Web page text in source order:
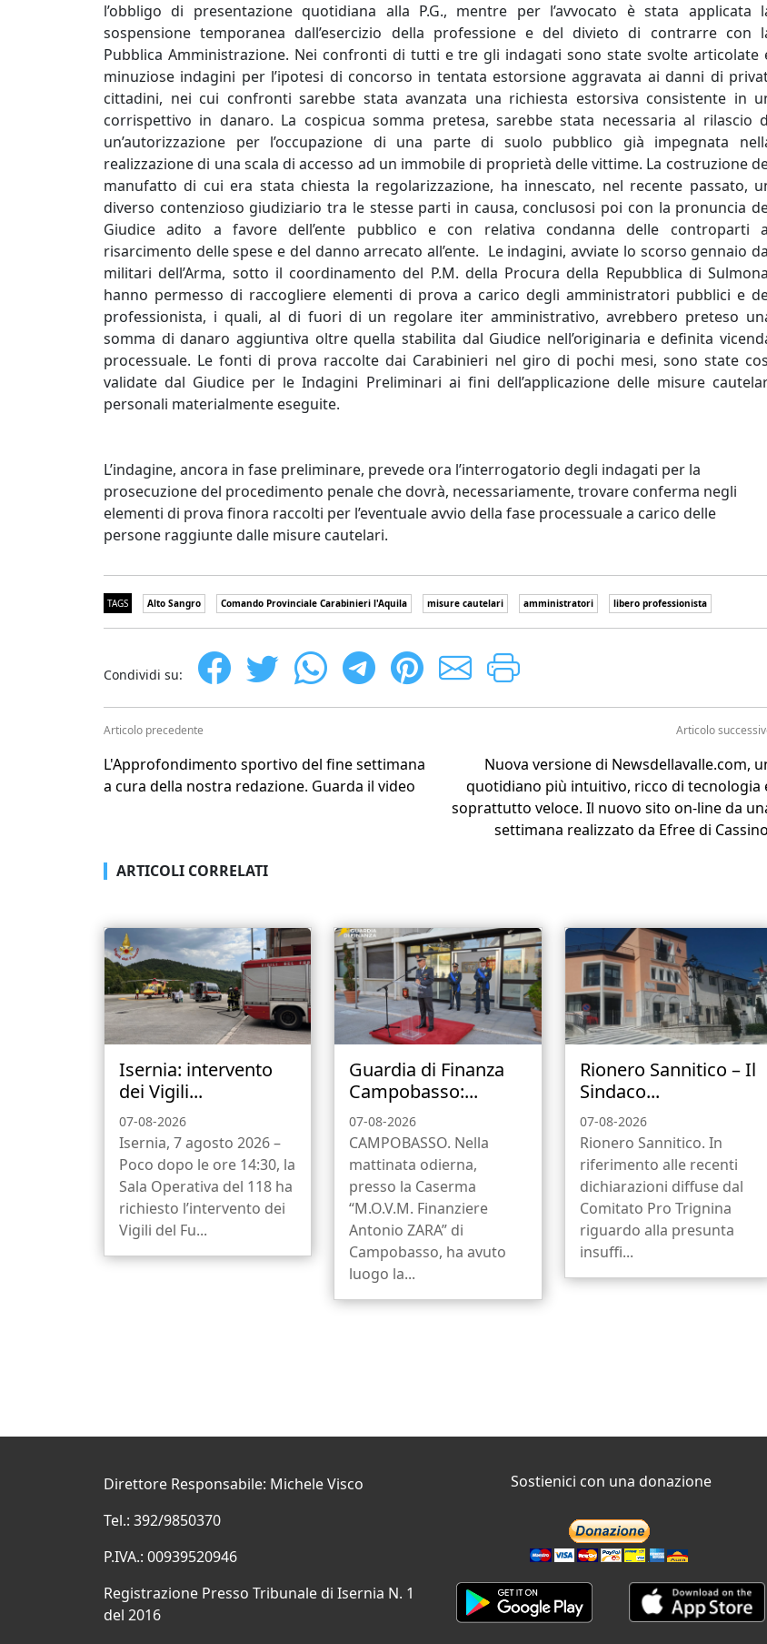
l’obbligo di presentazione quotidiana alla P.G., mentre per l’avvocato è stata applicata
sospensione temporanea dall’esercizio della professione e del divieto di contrarre con
Pubblica Amministrazione. Nei confronti di tutti e tre gli indagati sono state svolte articolate
minuziose indagini per l’ipotesi di concorso in tentata estorsione aggravata ai danni di
cittadini, nei cui confronti sarebbe stata avanzata una richiesta estorsiva consistente in
corrispettivo in danaro. La cospicua somma pretesa, sarebbe stata necessaria al rilascio
un’autorizzazione per l’occupazione di una parte di suolo pubblico già impegnata
realizzazione di una scala di accesso ad un immobile di proprietà delle vittime. La costruzione
manufatto di cui era stata chiesta la regolarizzazione, ha innescato, nel recente passato,
diverso contenzioso giudiziario tra le stesse parti in causa, conclusosi poi con la pronuncia
Giudice adito a favore dell’ente pubblico e con relativa condanna delle controparti
risarcimento delle spese e del danno arrecato all’ente. Le indagini, avviate lo scorso gennaio
militari dell’Arma, sotto il coordinamento del P.M. della Procura della Repubblica di
hanno permesso di raccogliere elementi di prova a carico degli amministratori pubblici e
professionista, i quali, al di fuori di un regolare iter amministrativo, avrebbero preteso
somma di danaro aggiuntiva oltre quella stabilita dal Giudice nell’originaria e definita
processuale. Le fonti di prova raccolte dai Carabinieri nel giro di pochi mesi, sono state
validate dal Giudice per le Indagini Preliminari ai fini dell’applicazione delle misure
personali materialmente eseguite.
L’indagine, ancora in fase preliminare, prevede ora l’interrogatorio degli indagati per la
prosecuzione del procedimento penale che dovrà, necessariamente, trovare conferma negli
elementi di prova finora raccolti per l’eventuale avvio della fase processuale a carico delle
persone raggiunte dalle misure cautelari.
TAGS Alto Sangro Comando Provinciale Carabinieri l'Aquila misure cautelari amministratori libero professionista
Condividi su:
Articolo precedente
L'Approfondimento sportivo del fine settimana
a cura della nostra redazione. Guarda il video
Articolo
Nuova versione di Newsdellavalle.com,
quotidiano più intuitivo, ricco di tecnologia
soprattutto veloce. Il nuovo sito on-line da
settimana realizzato da Efree di
ARTICOLI CORRELATI
Isernia: intervento
dei Vigili...
07-08-2026
Isernia, 7 agosto 2026 –
Poco dopo le ore 14:30, la
Sala Operativa del 118 ha
richiesto l’intervento dei
Vigili del Fu...
Guardia di Finanza
Campobasso:...
07-08-2026
CAMPOBASSO. Nella
mattinata odierna,
presso la Caserma
“M.O.V.M. Finanziere
Antonio ZARA” di
Campobasso, ha avuto
luogo la...
Rionero Sannitico – Il
Sindaco...
07-08-2026
Rionero Sannitico. In
riferimento alle recenti
dichiarazioni diffuse dal
Comitato Pro Trignina
riguardo alla presunta
insuffi...
Direttore Responsabile: Michele Visco
Tel.: 392/9850370
P.IVA.: 00939520946
Registrazione Presso Tribunale di Isernia N. 1
del 2016
Sostienici con una donazione